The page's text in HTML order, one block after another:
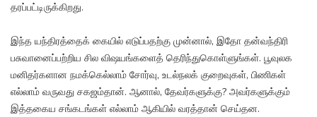
தரப்பட்டிருக்கிறது.
இந்த யந்திரத்தைக் கையில் எடுப்பதற்கு முன்னால், இதோ தன்வந்திரி
பசுவானைப்பற்றிய சில விஷயங்களைத் தெரிந்துகொள்ளுங்கள். பூவுலக
மனிதர்களான நமக்கெல்லாம் சோர்வு, உடல்நலக் குறைவுகள், பிணிகள்
எல்லாம் வருவது சகஜம்தான். ஆனால், தேவர்களுக்கு? அவர்களுக்கும்
இத்தகைய சங்கடங்கள் எல்லாம் ஆகியில் வரத்தான் செய்தன.